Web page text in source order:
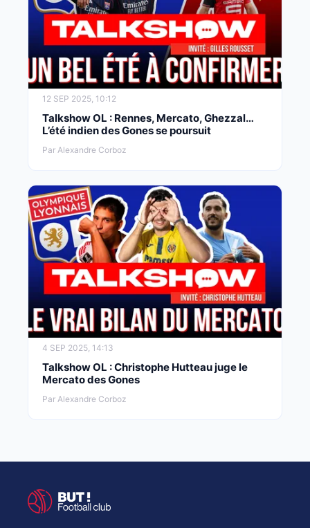
12 SEP 2025, 10:12
Talkshow OL : Rennes, Mercato, Ghezzal…
L’été indien des Gones se poursuit
Par Alexandre Corboz
4 SEP 2025, 14:13
Talkshow OL : Christophe Hutteau juge le
Mercato des Gones
Par Alexandre Corboz